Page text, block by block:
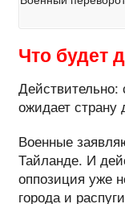
Что будет
ожидает страну
Военные
Тайланде. И
оппозиция уже
города и